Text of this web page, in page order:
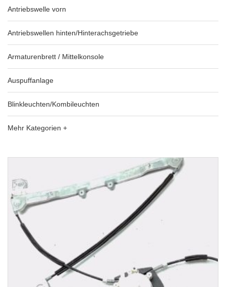
Antriebswelle vorn
Antriebswellen hinten/Hinterachsgetriebe
Armaturenbrett / Mittelkonsole
Auspuffanlage
Blinkleuchten/Kombileuchten
Mehr Kategorien +